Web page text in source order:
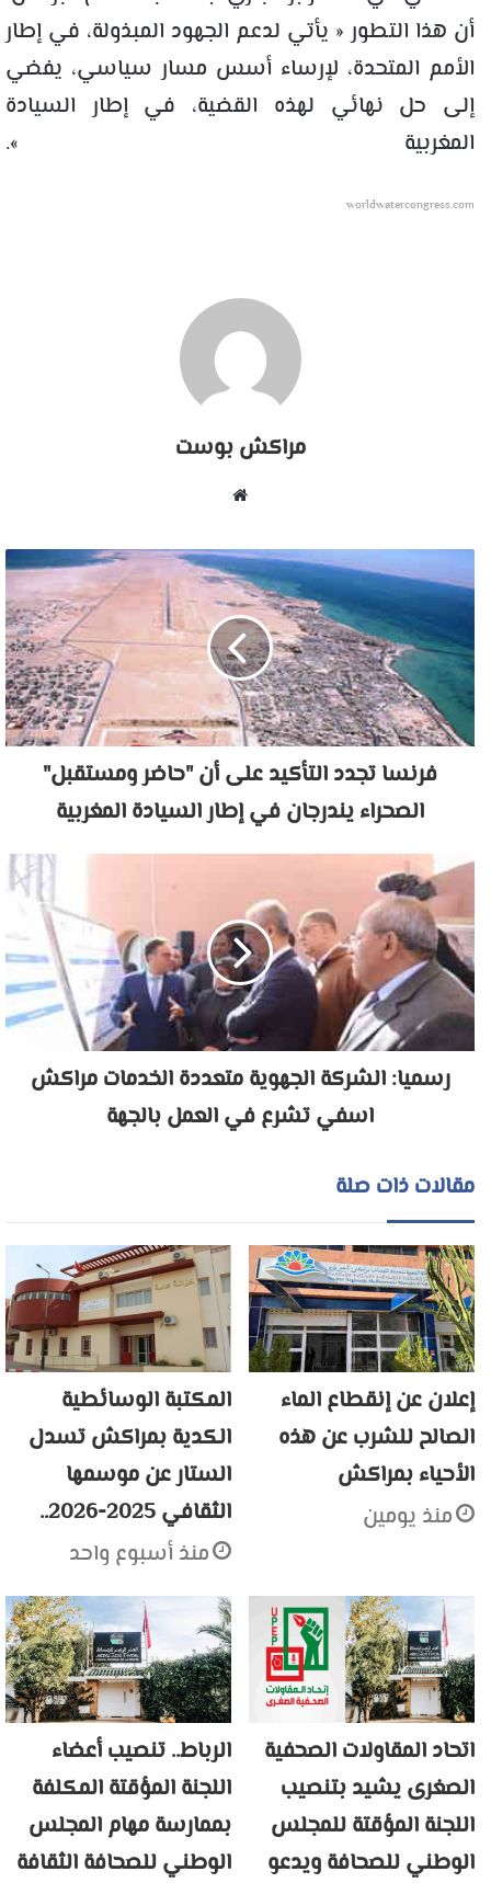
أن هذا التطور « يأتي لدعم الجهود المبذولة، في إطار
الأمم المتحدة، لإرساء أسس مسار سياسي، يفضي
إلى حل نهائي لهذه القضية، في إطار السيادة
المغربية ».
worldwatercongress.com
مراكش بوست
فرنسا تجدد التأكيد على أن "حاضر ومستقبل"
الصحراء يندرجان في إطار السيادة المغربية
رسميا: الشركة الجهوية متعددة الخدمات مراكش
اسفي تشرع في العمل بالجهة
مقالات ذات صلة
إعلان عن إنقطاع الماء
الصالح للشرب عن هذه
الأحياء بمراكش
منذ يومين
المكتبة الوسائطية
الكدية بمراكش تسدل
الستار عن موسمها
الثقافي 2025-2026..
منذ أسبوع واحد
اتحاد المقاولات الصحفية
الصغرى يشيد بتنصيب
اللجنة المؤقتة للمجلس
الوطني للصحافة ويدعو
الرباط.. تنصيب أعضاء
اللجنة المؤقتة المكلفة
بممارسة مهام المجلس
الوطني للصحافة الثقافة